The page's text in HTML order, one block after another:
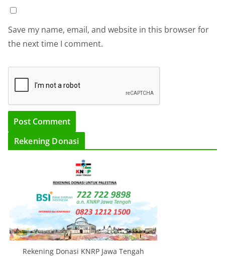
Save my name, email, and website in this browser for
the next time I comment.
Rekening Donasi
Rekening Donasi KNRP Jawa Tengah